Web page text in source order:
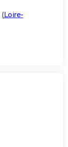
(Loire-